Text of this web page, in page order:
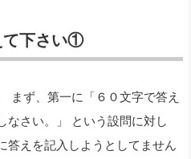
て下さい①
まず、第一に「６０文字で答え
なさい。」 という設問に対し
答えを記入しようとしてません